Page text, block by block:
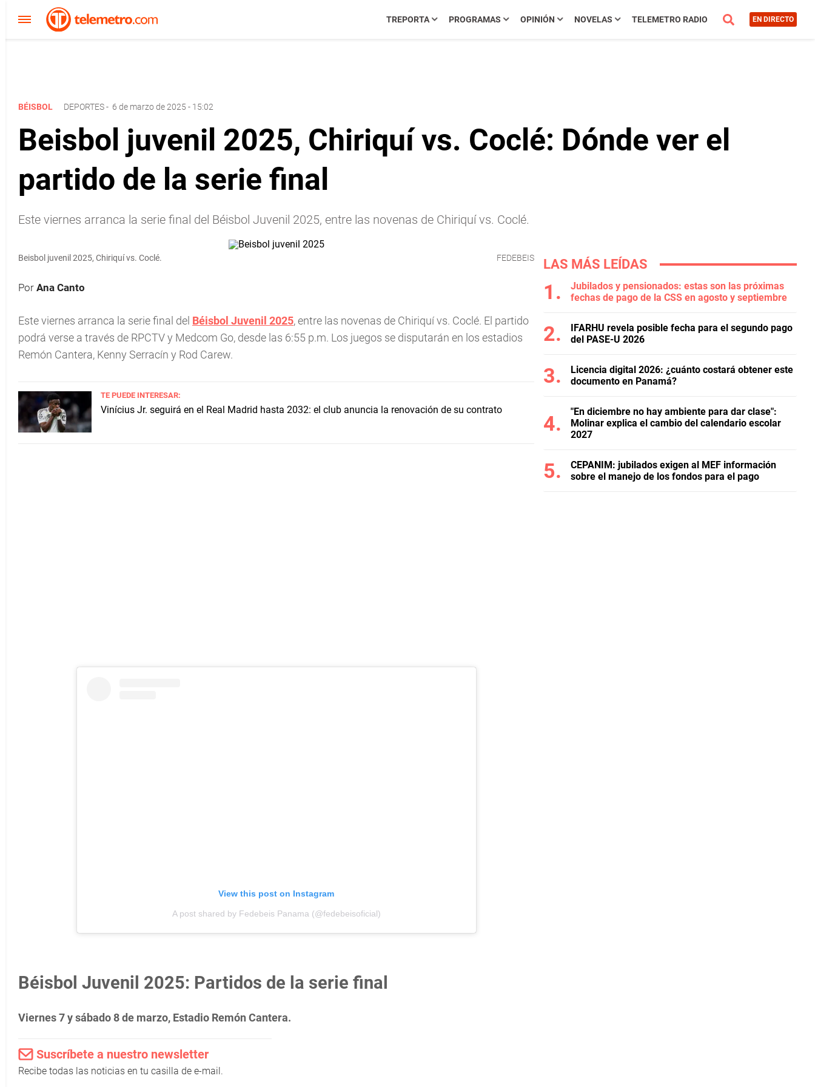
TREPORTA PROGRAMAS OPINIÓN NOVELAS TELEMETRO RADIO EN DIRECTO
BÉISBOL DEPORTES- 6 de marzo de 2025 - 15:02
Beisbol juvenil 2025, Chiriquí vs. Coclé: Dónde ver el
partido de la serie final
Este viernes arranca la serie final del Béisbol Juvenil 2025, entre las novenas de Chiriquí vs. Coclé.
Beisbol juvenil 2025, Chiriquí vs. Coclé. FEDEBEIS
Por Ana Canto
Este viernes arranca la serie final del Béisbol Juvenil 2025, entre las novenas de Chiriquí vs. Coclé. El partido
podrá verse a través de RPCTV y Medcom Go, desde las 6:55 p.m. Los juegos se disputarán en los estadios
Remón Cantera, Kenny Serracín y Rod Carew.
TE PUEDE INTERESAR:
Vinícius Jr. seguirá en el Real Madrid hasta 2032: el club anuncia la renovación de su contrato
View this post on Instagram
A post shared by Fedebeis Panama (@fedebeisoficial)
Béisbol Juvenil 2025: Partidos de la serie final
Viernes 7 y sábado 8 de marzo, Estadio Remón Cantera.
Suscríbete a nuestro newsletter
Recibe todas las noticias en tu casilla de e-mail.
LAS MÁS LEÍDAS
Jubilados y pensionados: estas son las próximas
fechas de pago de la CSS en agosto y septiembre
IFARHU revela posible fecha para el segundo pago
del PASE-U 2026
Licencia digital 2026: ¿cuánto costará obtener este
documento en Panamá?
"En diciembre no hay ambiente para dar clase":
Molinar explica el cambio del calendario escolar
2027
CEPANIM: jubilados exigen al MEF información
sobre el manejo de los fondos para el pago